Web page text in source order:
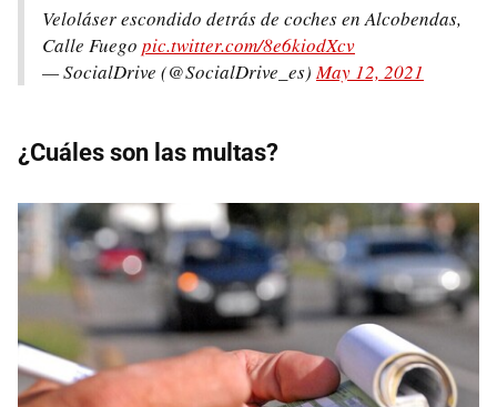
Veloláser escondido detrás de coches en Alcobendas,
Calle Fuego pic.twitter.com/8e6kiodXcv
— SocialDrive (@SocialDrive_es)May 12, 2021
¿Cuáles son las multas?